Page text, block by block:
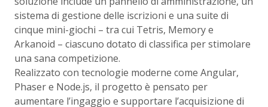
sistema di gestione delle iscrizioni e una suite di
cinque mini-giochi – tra cui Tetris, Memory e
Arkanoid – ciascuno dotato di classifica per stimolare
una sana competizione.
Realizzato con tecnologie moderne come Angular,
Phaser e Node.js, il progetto è pensato per
aumentare l’ingaggio e supportare l’acquisizione di